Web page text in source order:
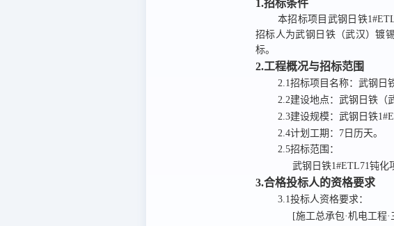
1.招标条件
本招标项目 武钢日铁
招标人为武钢日铁（武汉）镀
标。
2.工程概况与招标范围
2.1招标项目名称： 武钢日
2 2建设地点： 武钢日铁（
2 3建设规模： 武钢日铁
2.4计划工期： 7日历天。
2.5招标范围：
武钢日铁1#ETL71钝化
3.合格投标人的资格要求
3.1 投标人资格要求：
[施工总承包·机电工程